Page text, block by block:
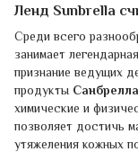
Ленд Sunbrella
Среди всего
занимает
признание ведущих
продукты
химические и
позволяет достичь
утяжеления кожных